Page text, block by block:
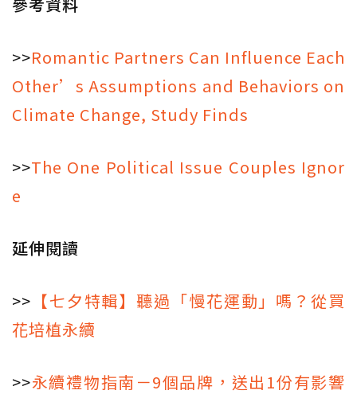
參考資料
>>Romantic Partners Can Influence Each
Other’s Assumptions and Behaviors on
Climate Change, Study Finds
>>The One Political Issue Couples Ignor
e
延伸閱讀
>> 【七夕特輯】聽過「慢花運動」嗎？從買
花培植永續
>>永續禮物指南－9個品牌，送出1份有影響